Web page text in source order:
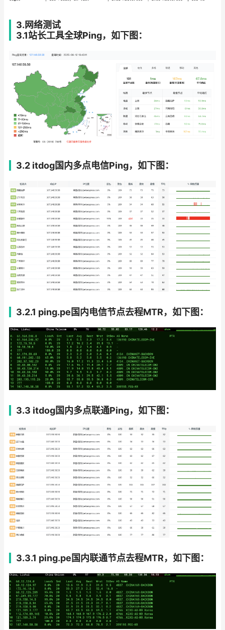
3.网络测试
3.1站长工具全球Ping，如下图：
3.2 itdog国内多点电信Ping，如下图：
3.2.1 ping.pe国内电信节点去程MTR，如下图：
3.3 itdog国内多点联通Ping，如下图：
3.3.1 ping.pe国内联通节点去程MTR，如下图：